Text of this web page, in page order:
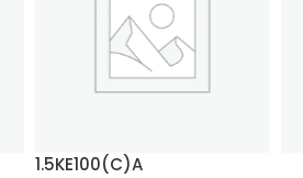
1.5KE11(C)A